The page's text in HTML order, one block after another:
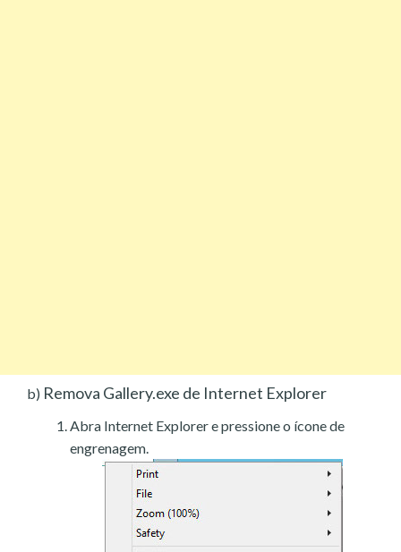
b) Remova Gallery.exe de Internet Explorer
Abra Internet Explorer e pressione o ícone de
engrenagem.